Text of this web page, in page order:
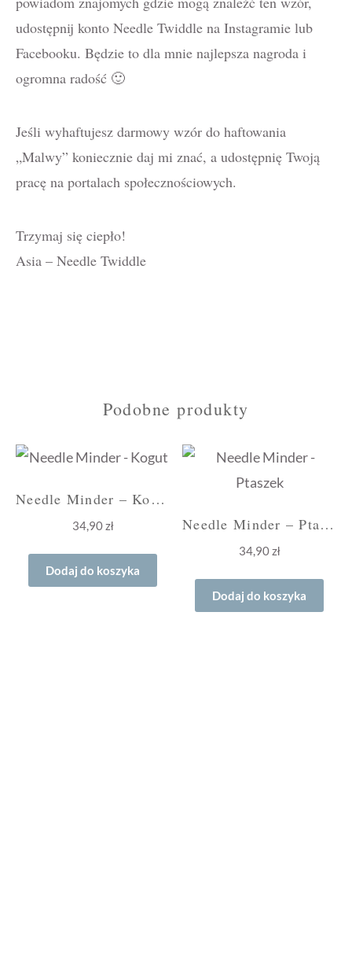
udostępnij konto Needle Twiddle na Instagramie lub
Facebooku. Będzie to dla mnie najlepsza nagroda i
ogromna radość 🙂
Jeśli wyhaftujesz darmowy wzór do haftowania
„Malwy” koniecznie daj mi znać, a udostępnię Twoją
pracę na portalach społecznościowych.
Trzymaj się ciepło!
Asia – Needle Twiddle
Podobne produkty
Needle Minder – Kogut
34,90zł
Dodaj do koszyka
Needle Minder – Ptaszek
34,90zł
Dodaj do koszyka